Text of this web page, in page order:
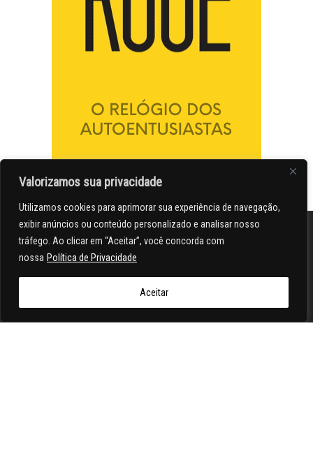
Valorizamos sua privacidade
Utilizamos cookies para aprimorar sua experiência de navegação,
exibir anúncios ou conteúdo personalizado e analisar nosso
tráfego. Ao clicar em “Aceitar”, você concorda com
nossa Política de Privacidade
Aceitar
Seriedade, diversidade e emoção desde de 2008. Conteúdo